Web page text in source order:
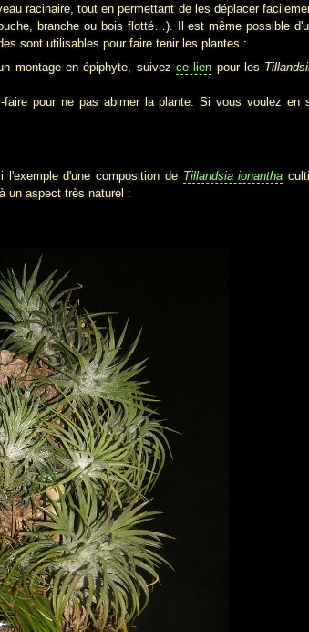
racinaire, tout en permettant de les déplacer
branche ou bois flotté…). Il est même possible
sont utilisables pour faire tenir les plantes :
montage en épiphyte, suivez ce lien pour les
faire pour ne pas abimer la plante. Si vous voulez en
d'une composition de Tillandsia ionantha
un aspect très naturel :